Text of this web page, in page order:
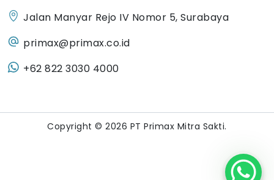
Jalan Manyar Rejo IV Nomor 5, Surabaya
primax@primax.co.id
+62 822 3030 4000
Copyright © 2026 PT Primax Mitra Sakti.